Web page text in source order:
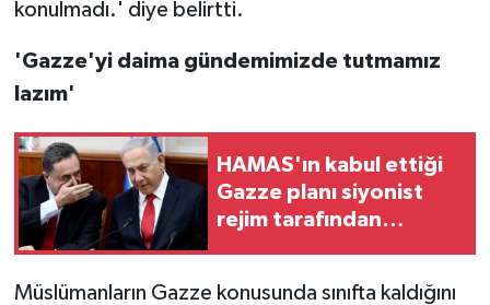
konulmadı.' diye belirtti.
'Gazze'yi daima gündemimizde tutmamız
lazım'
HAMAS'ın kabul ettiği
Gazze planı siyonist
rejim tarafından
Müslümanların Gazze konusunda sınıfta kaldığını